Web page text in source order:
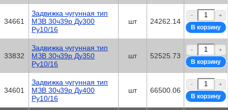
34661
Задвижка чугунная тип
МЗВ 30ч39р Ду300
Ру10/16
шт 24262.14
- +
33832
Задвижка чугунная тип
МЗВ 30ч39р Ду350
Ру10/16
шт 52525.73
- +
34601
Задвижка чугунная тип
МЗВ 30ч39р Ду400
Ру10/16
шт 66500.06
- +